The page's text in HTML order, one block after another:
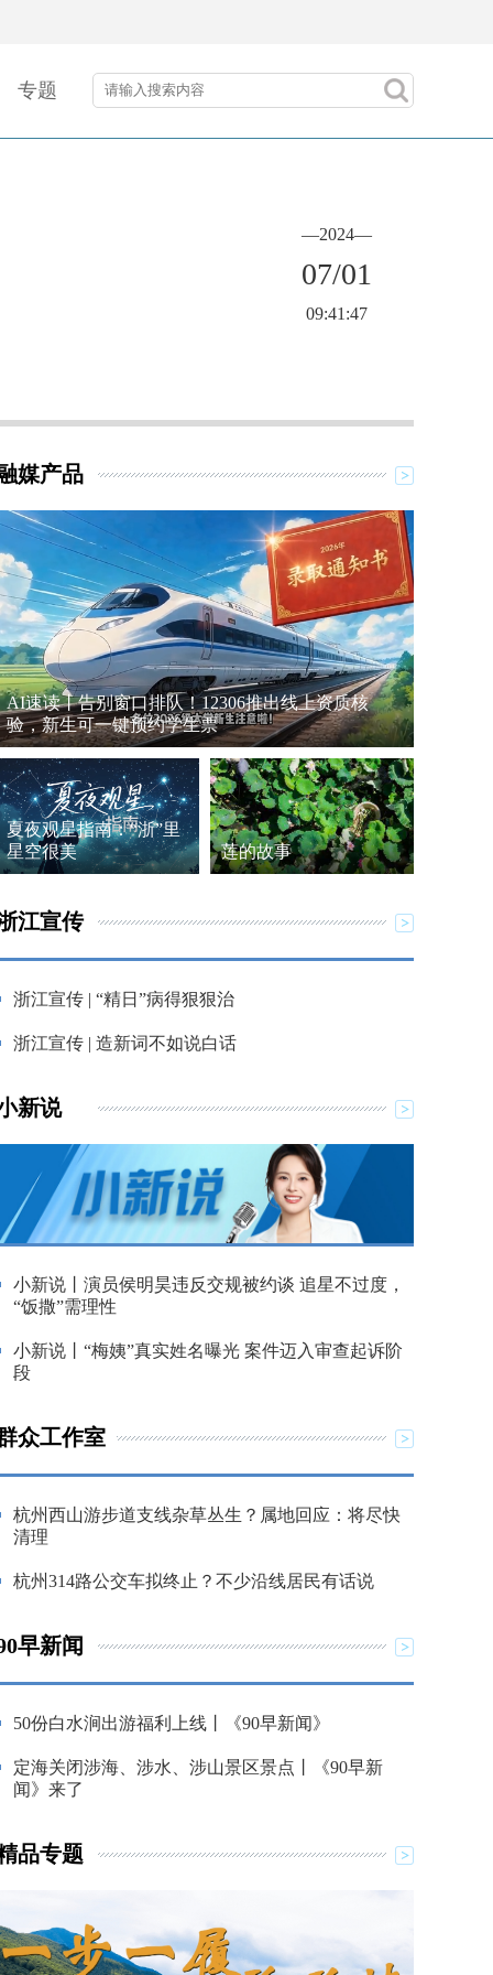
专题
—2024—
07/01
09:41:47
媒产品
AI速读丨告别窗口排队！12306推出线上资质核
验，新生可一键预约学生票
夏夜观星指南：“浙”里
星空很美
莲的故事
江宣传
浙江宣传 | “精日”病得狠狠治
浙江宣传 | 造新词不如说白话
新说
小新说丨演员侯明昊违反交规被约谈 追星不过度，
“饭撒”需理性
小新说丨“梅姨”真实姓名曝光 案件迈入审查起诉阶
段
众工作室
杭州西山游步道支线杂草丛生？属地回应：将尽快
清理
杭州314路公交车拟终止？不少沿线居民有话说
早新闻
50份白水涧出游福利上线丨《90早新闻》
定海关闭涉海、涉水、涉山景区景点丨《90早新
闻》来了
品专题